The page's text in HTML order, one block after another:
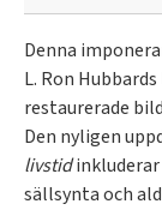
Denna
L. Ron
restaurerade
Den nyligen
livstidinkluderar
sällsynta och